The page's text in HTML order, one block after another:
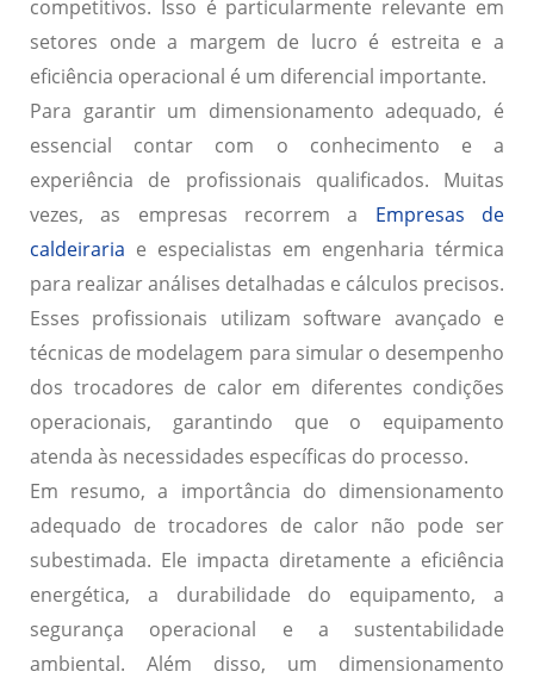
competitivos. Isso é particularmente relevante em
setores onde a margem de lucro é estreita e a
eficiência operacional é um diferencial importante.
Para garantir um dimensionamento adequado, é
essencial contar com o conhecimento e a
experiência de profissionais qualificados. Muitas
vezes, as empresas recorrem a Empresas de
caldeiraria e especialistas em engenharia térmica
para realizar análises detalhadas e cálculos precisos.
Esses profissionais utilizam software avançado e
técnicas de modelagem para simular o desempenho
dos trocadores de calor em diferentes condições
operacionais, garantindo que o equipamento
atenda às necessidades específicas do processo.
Em resumo, a importância do dimensionamento
adequado de trocadores de calor não pode ser
subestimada. Ele impacta diretamente a eficiência
energética, a durabilidade do equipamento, a
segurança operacional e a sustentabilidade
ambiental. Além disso, um dimensionamento